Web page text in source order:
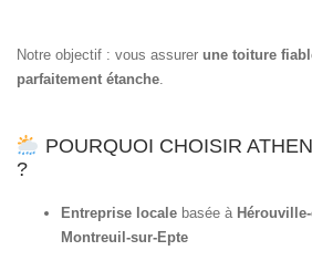
Notre objectif : vous assurer une toiture
parfaitement étanche
POURQUOI CHOISIR
?
Entreprise locale basée à
Montreuil-sur-Epte